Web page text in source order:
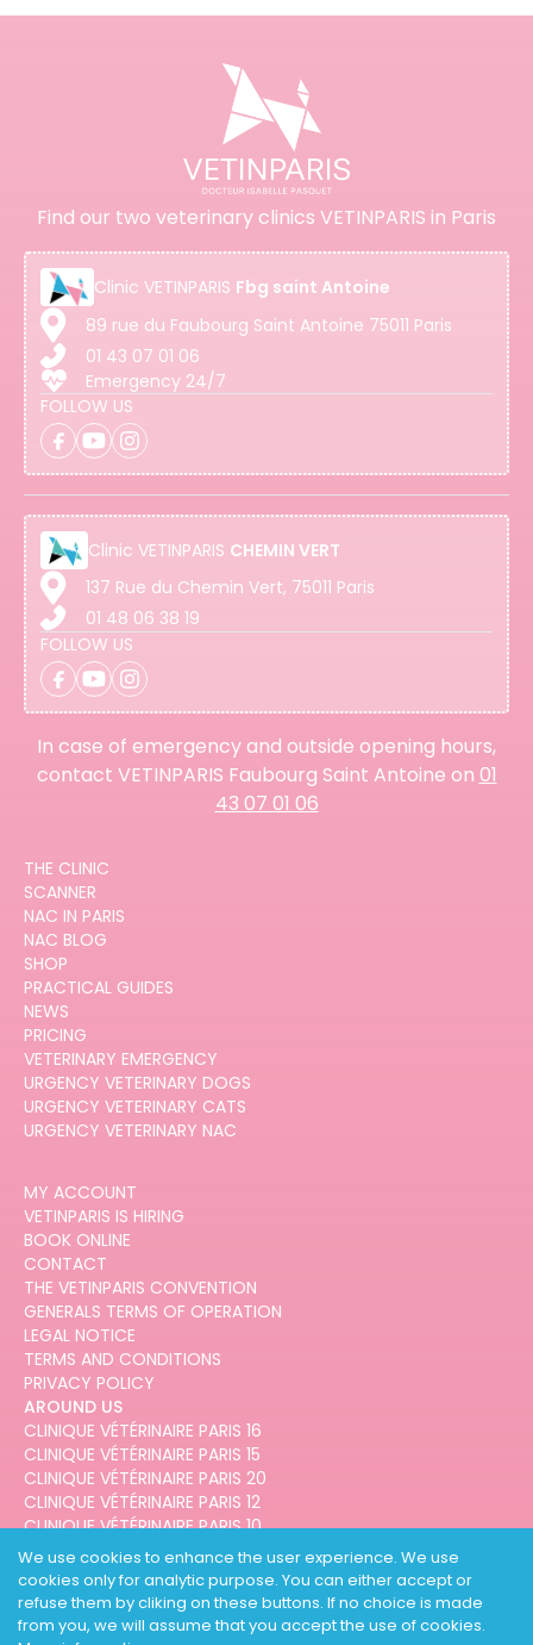
We use cookies to enhance the user experience. We use
cookies only for analytic purpose. You can either accept or
refuse them by cliking on these buttons. If no choice is made
from you, we will assume that you accept the use of cookies.
Find our two veterinary clinics VETINPARIS in Paris
Clinic VETINPARIS Fbg saint Antoine
89 rue du Faubourg Saint Antoine 75011 Paris
01 43 07 01 06
Emergency 24/7
FOLLOW US
Clinic VETINPARIS CHEMIN VERT
137 Rue du Chemin Vert, 75011 Paris
01 48 06 38 19
FOLLOW US
In case of emergency and outside opening hours,
contact VETINPARIS Faubourg Saint Antoine on 01
43 07 01 06
THE CLINIC
SCANNER
NAC IN PARIS
NAC BLOG
SHOP
PRACTICAL GUIDES
NEWS
PRICING
VETERINARY EMERGENCY
URGENCY VETERINARY DOGS
URGENCY VETERINARY CATS
URGENCY VETERINARY NAC
MY ACCOUNT
VETINPARIS IS HIRING
BOOK ONLINE
CONTACT
THE VETINPARIS CONVENTION
GENERALS TERMS OF OPERATION
LEGAL NOTICE
TERMS AND CONDITIONS
PRIVACY POLICY
AROUND US
CLINIQUE VÉTÉRINAIRE PARIS 16
CLINIQUE VÉTÉRINAIRE PARIS 15
CLINIQUE VÉTÉRINAIRE PARIS 20
CLINIQUE VÉTÉRINAIRE PARIS 12
CLINIQUE VÉTÉRINAIRE PARIS 10
CLINIQUE VÉTÉRINAIRE PARIS 3